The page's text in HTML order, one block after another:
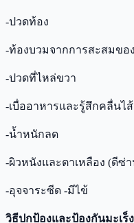
-ปวดท้อง
-ท้องบวมจากการสะสมขอ
-ปวดที่ไหล่ขวา
-เบื่ออาหารและรู้สึกคลื่นไส้
-น้ำหนักลด
-ผิวหนังและตาเหลือง (ดีซ่
-อุจจาระซีด -มีไข้
วิธีปกป้องและป้องกันมะเร็